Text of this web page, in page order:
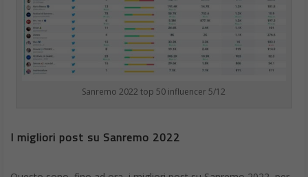
Sanremo 2022 top 50 influencer 5/12
I migliori post su Sanremo 2022